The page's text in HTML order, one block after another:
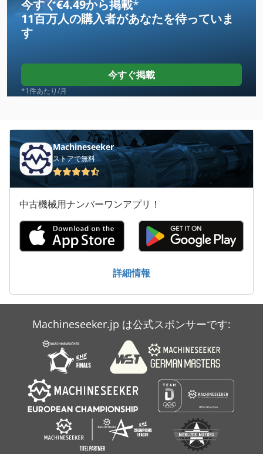
Atlas Copco Ga 22 Ff
Atlas Copco Ga 26 Vsd
Atlas Copco Ga 30 Ff
Atlas Copco Ga 408
Atlas Copco Ga 50 Vsd
Atlas Copco Ga 55 Vsd
Atlas Copco Ga 7 Ff
Atlas Copco Lg 500
Atlas Copco Xams 286
Atlas Copco Zr 3
Atlas Copco Zr 55
Atlas Copco Zt 22
今すぐ€4.49から掲載*
11百万人の購入者があなたを待っていま
す
今すぐ掲載
*1件あたり/月
Machineseeker
ストアで無料
中古機械用ナンバーワンアプリ！
詳細情報
Machineseeker.jp は公式スポンサーです: